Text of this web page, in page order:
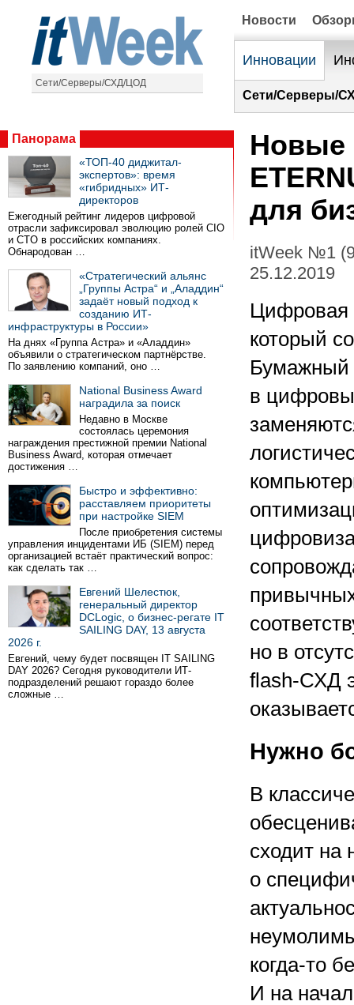
Сети/Серверы/СХД/ЦОД
Новости
Инновации
Сети/Серверы/
Панорама
«ТОП-40 диджитал-
экспертов»: время
«гибридных» ИТ-
директоров
Ежегодный рейтинг лидеров цифровой
отрасли зафиксировал эволюцию ролей CIO
и CTO в российских компаниях.
Обнародован …
«Стратегический альянс
„Группы Астра“ и „Аладдин“
задаёт новый подход к
созданию ИТ-
инфраструктуры в России»
На днях «Группа Астра» и «Аладдин»
объявили о стратегическом партнёрстве.
По заявлению компаний, оно …
National Business Award
наградила за поиск
Недавно в Москве
состоялась церемония
награждения престижной премии National
Business Award, которая отмечает
достижения …
Быстро и эффективно:
расставляем приоритеты
при настройке SIEM
После приобретения системы
управления инцидентами ИБ (SIEM) перед
организацией встаёт практический вопрос:
как сделать так …
Евгений Шелестюк,
генеральный директор
DCLogic, о бизнес-регате IT
SAILING DAY, 13 августа
2026 г.
Евгений, чему будет посвящен IT SAILING
DAY 2026? Сегодня руководители ИТ-
подразделений решают гораздо более
сложные …
Новые
для
itWeek №1
25.12.2019
Цифровая
который
Бумажный
в
но в
flash-СХД
Нужно
В
сходит на
о
когда-то
И на